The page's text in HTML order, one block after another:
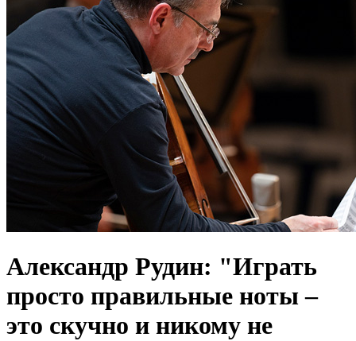
Александр Рудин: "Играть
просто правильные ноты –
это скучно и никому не